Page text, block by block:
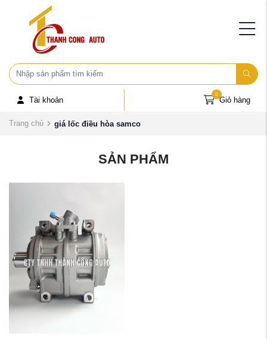
Tài khoản Giỏ hàng
0
Trang chủ giá lốc điều hòa samco
SẢN PHẨM